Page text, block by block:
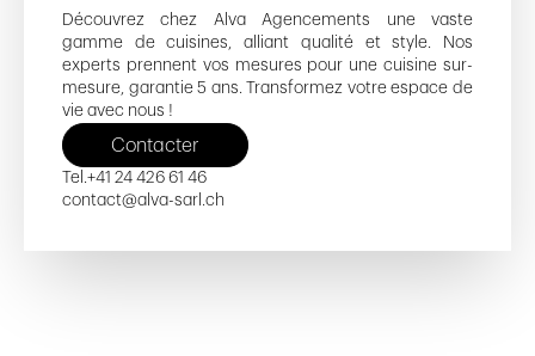
Découvrez chez Alva Agencements une vaste
gamme de cuisines, alliant qualité et style. Nos
experts prennent vos mesures pour une cuisine sur-
mesure, garantie 5 ans. Transformez votre espace de
vie avec nous !
Contacter
Tel.+41 24 426 61 46
contact@alva-sarl.ch